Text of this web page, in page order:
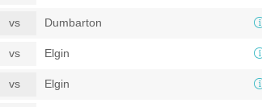
vs Dumbarton
vs Elgin
vs Elgin